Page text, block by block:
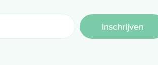
Inschrijven